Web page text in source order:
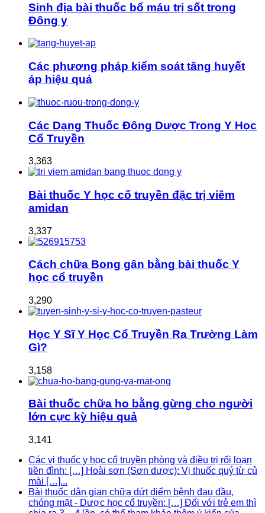
Sinh địa bài thuốc bổ máu trị sốt trong
Đông y
Các phương pháp kiểm soát tăng huyết
áp hiệu quả
Các Dạng Thuốc Đông Dược Trong Y Học
Cổ Truyền
3,363
Bài thuốc Y học cổ truyền đặc trị viêm
amidan
3,337
Cách chữa Bong gân bằng bài thuốc Y
học cổ truyền
3,290
Học Y Sĩ Y Học Cổ Truyền Ra Trường Làm
Gì?
3,158
Bài thuốc chữa ho bằng gừng cho người
lớn cực kỳ hiệu quả
3,141
Các vị thuốc y học cổ truyền phòng và điều trị rối loạn
tiền đình: […] Hoài sơn (Sơn dược): Vị thuốc quý từ củ
mài […]...
Bài thuốc dân gian chữa dứt điểm bệnh đau đầu,
chóng mặt - Dược học cổ truyền: […] Đối với trẻ em thì